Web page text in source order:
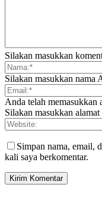
Silakan masukkan
Silakan masukkan nama
Anda telah memasukkan
Silakan masukkan
Simpan nama, email,
kali saya berkomentar.